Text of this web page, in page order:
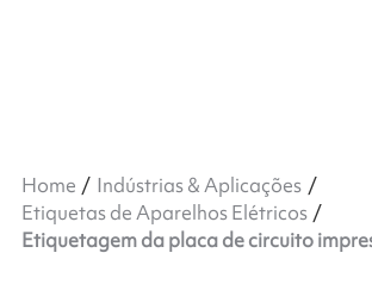
Home
Indústrias & Aplicações
Etiquetas de Aparelhos Elétricos
Etiquetagem da placa de circuito